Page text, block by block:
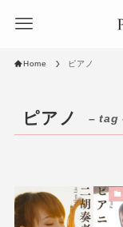
Home ピアノ
ピアノ – tag